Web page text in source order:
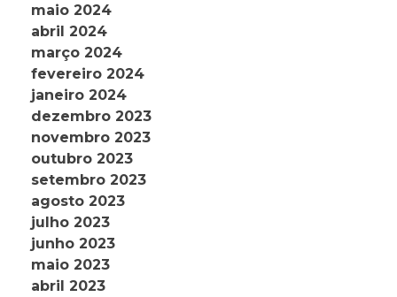
maio 2024
abril 2024
março 2024
fevereiro 2024
janeiro 2024
dezembro 2023
novembro 2023
outubro 2023
setembro 2023
agosto 2023
julho 2023
junho 2023
maio 2023
abril 2023